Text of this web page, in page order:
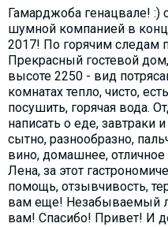
Гамарджоба генацвале!
шумной компанией в
2017! По горячим следам
Прекрасный гостевой
высоте 2250 - вид
комнатах тепло, чисто,
посушить, горячая вода.
написать о еде, завтраки
сытно, разнообразно,
вино, домашнее,
Лена, за этот
помощь, отзывчивость,
вам еще! Незабываемый
вам! Спасибо! Привет! И